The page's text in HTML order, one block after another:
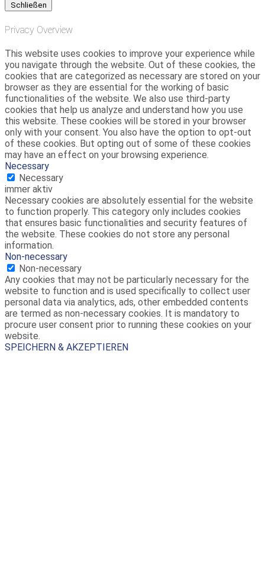
Schließen
Privacy Overview
This website uses cookies to improve your experience while
you navigate through the website. Out of these cookies, the
cookies that are categorized as necessary are stored on your
browser as they are essential for the working of basic
functionalities of the website. We also use third-party
cookies that help us analyze and understand how you use
this website. These cookies will be stored in your browser
only with your consent. You also have the option to opt-out
of these cookies. But opting out of some of these cookies
may have an effect on your browsing experience.
Necessary
Necessary
immer aktiv
Necessary cookies are absolutely essential for the website
to function properly. This category only includes cookies
that ensures basic functionalities and security features of
the website. These cookies do not store any personal
information.
Non-necessary
Non-necessary
Any cookies that may not be particularly necessary for the
website to function and is used specifically to collect user
personal data via analytics, ads, other embedded contents
are termed as non-necessary cookies. It is mandatory to
procure user consent prior to running these cookies on your
website.
SPEICHERN & AKZEPTIEREN